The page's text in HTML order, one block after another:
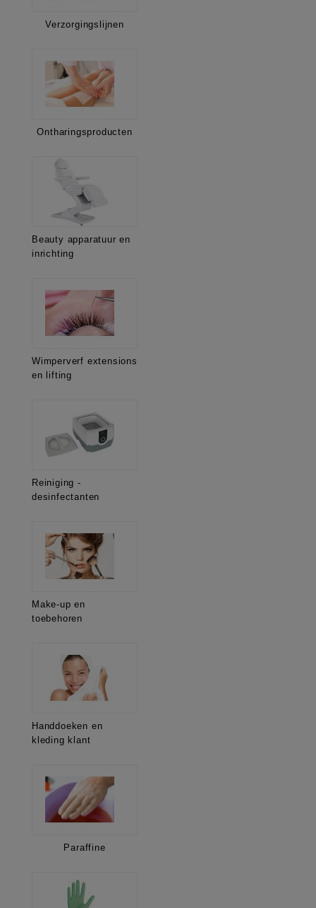
Verzorgingslijnen
Ontharingsproducten
Beauty apparatuur en
inrichting
Wimperverf extensions
en lifting
Reiniging -
desinfectanten
Make-up en
toebehoren
Handdoeken en
kleding klant
Paraffine